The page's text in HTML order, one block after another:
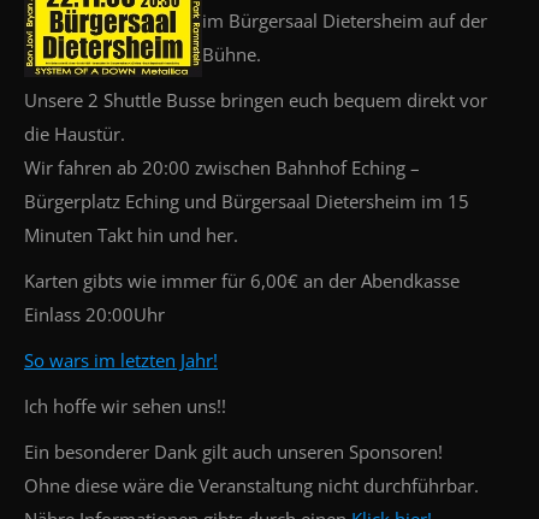
im Bürgersaal Dietersheim auf der
Bühne.
Unsere 2 Shuttle Busse bringen euch bequem direkt vor
die Haustür.
Wir fahren ab 20:00 zwischen Bahnhof Eching –
Bürgerplatz Eching und Bürgersaal Dietersheim im 15
Minuten Takt hin und her.
Karten gibts wie immer für 6,00€ an der Abendkasse
Einlass 20:00Uhr
So wars im letzten Jahr!
Ich hoffe wir sehen uns!!
Ein besonderer Dank gilt auch unseren Sponsoren!
Ohne diese wäre die Veranstaltung nicht durchführbar.